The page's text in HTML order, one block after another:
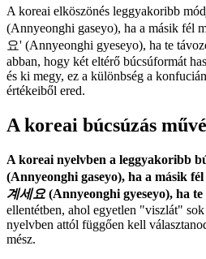
A koreai elköszönés leggyakoribb
(Annyeonghi gaseyo), ha a másik fél
요' (Annyeonghi gyeseyo), ha te
abban, hogy két eltérő búcsúformát
és ki megy, ez a különbség a
értékeiből ered.
A koreai búcsúzás
A koreai nyelvben a leggyakoribb
(Annyeonghi gaseyo), ha a másik
계세요 (Annyeonghi gyeseyo), ha
ellentétben, ahol egyetlen "viszlát"
nyelvben attól függően kell
mész.